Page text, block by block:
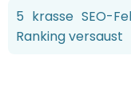
5 krasse SEO-
Ranking versaust